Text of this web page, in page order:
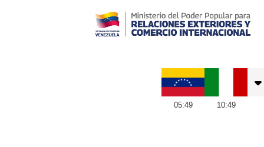
05:49 10:49